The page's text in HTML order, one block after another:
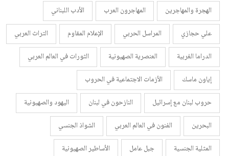
الهجرة والمهاجرين
المهاجرون العرب
الأدب اللبناني
علي حجازي
المراسل الحربي الإعلام المقاوم
التراث العربي
الدراما الغربية
العنصرية الصهيونية
الثورات في العالم العربي
إياون ماسك
الأزمات الاجتماعية في الحروب
حروب لبنان مع إسرائيل
النازحون في لبنان
اليهود والصهيونية
البحرين
الفنون في العالم العربي
الشواذ الجنسي
المثلية الجنسية
جبل عامل
الأساطير الصهيونية